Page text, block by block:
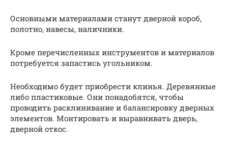
Основными материалами станут дверной короб,
полотно, навесы, наличники.
Кроме перечисленных инструментов и материалов
потребуется запастись угольником.
Необходимо будет приобрести клинья. Деревянные
либо пластиковые. Они понадобятся, чтобы
проводить расклинивание и балансировку дверных
элементов. Монтировать и выравнивать дверь,
дверной откос.